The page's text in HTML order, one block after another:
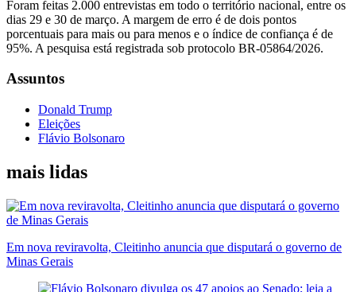
Foram feitas 2.000 entrevistas em todo o território nacional, entre os
dias 29 e 30 de março. A margem de erro é de dois pontos
porcentuais para mais ou para menos e o índice de confiança é de
95%. A pesquisa está registrada sob protocolo BR-05864/2026.
Assuntos
Donald Trump
Eleições
Flávio Bolsonaro
mais lidas
Em nova reviravolta, Cleitinho anuncia que disputará o governo de
Minas Gerais